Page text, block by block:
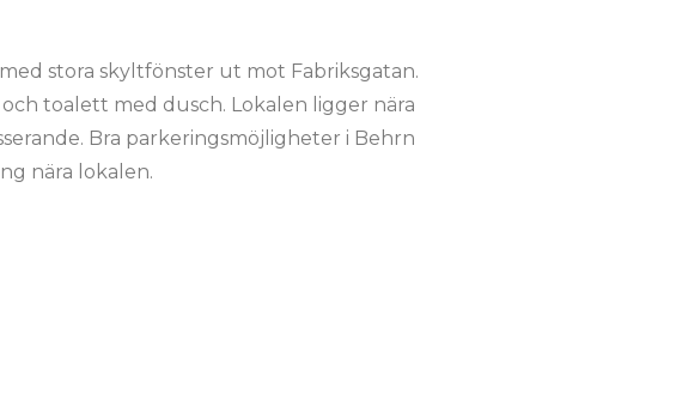
stora skyltfönster ut mot Fabriksgatan.
toalett med dusch. Lokalen ligger nära
Bra parkeringsmöjligheter i Behrn
nära lokalen.